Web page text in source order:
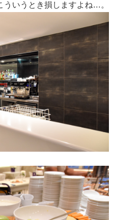
いうとき損しますよね…。